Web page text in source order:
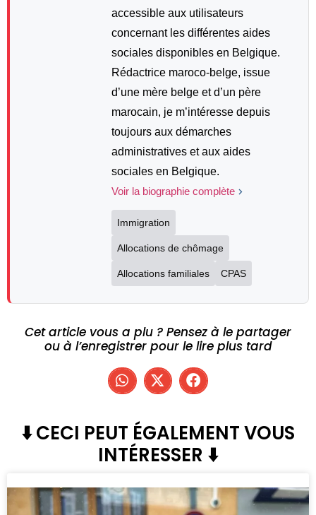
accessible aux utilisateurs
concernant les différentes aides
sociales disponibles en Belgique.
Rédactrice maroco-belge, issue
d’une mère belge et d’un père
marocain, je m’intéresse depuis
toujours aux démarches
administratives et aux aides
sociales en Belgique.
Voir la biographie complète
Immigration
Allocations de chômage
Allocations familiales CPAS
Cet article vous a plu ? Pensez à le partager
ou à l’enregistrer pour le lire plus tard
⬇️ CECI PEUT ÉGALEMENT VOUS
INTÉRESSER ⬇️